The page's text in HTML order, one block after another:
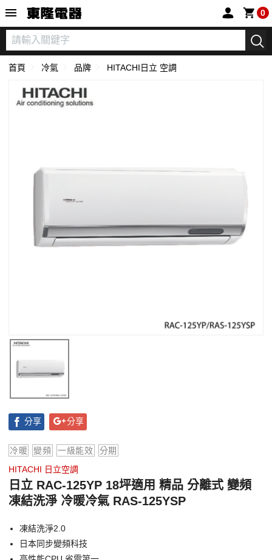
0
首頁 冷氣 品牌 HITACHI日立 空調
分享 分享
冷暖 變頻 一級能效
分期
HITACHI 日立空調
日立 RAC-125YP 18坪適用 精品 分離式 變頻
凍結洗淨 冷暖冷氣 RAS-125YSP
凍結洗淨2.0
日本同步變頻科技